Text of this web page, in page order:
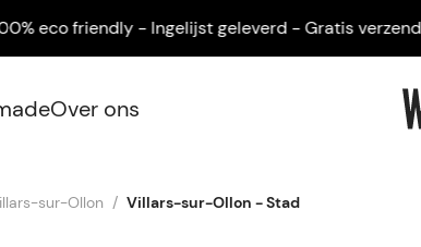
eco friendly - Ingelijst geleverd - Gratis verzending
Over ons
sur-Ollon Villars-sur-Ollon - Stad